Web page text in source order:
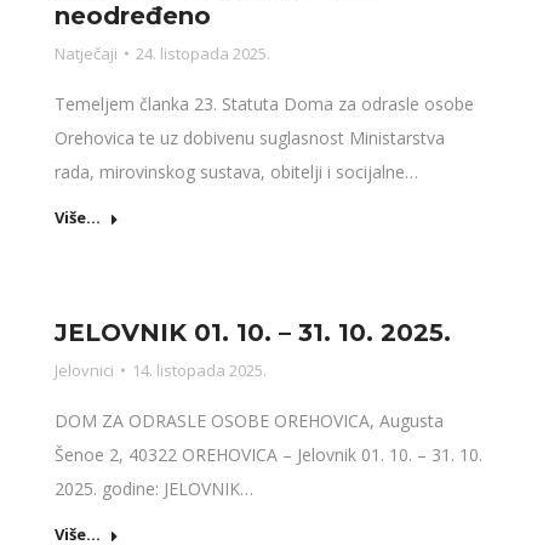
neodređeno
Natječaji 24. listopada 2025.
Temeljem članka 23. Statuta Doma za odrasle osobe
Orehovica te uz dobivenu suglasnost Ministarstva
rada, mirovinskog sustava, obitelji i socijalne…
Više...
JELOVNIK 01. 10. – 31. 10. 2025.
Jelovnici 14. listopada 2025.
DOM ZA ODRASLE OSOBE OREHOVICA, Augusta
Šenoe 2, 40322 OREHOVICA – Jelovnik 01. 10. – 31. 10.
2025. godine: JELOVNIK…
Više...